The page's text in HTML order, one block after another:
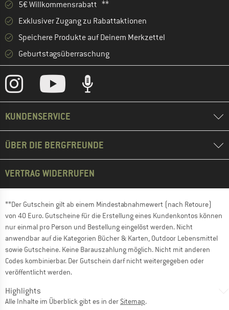
5€ Willkommensrabatt **
Exklusiver Zugang zu Rabattaktionen
Speichere Produkte auf Deinem Merkzettel
Geburtstagsüberraschung
KUNDENSERVICE
ÜBER DIE BERGFREUNDE
VERTRAG WIDERRUFEN
**Der Gutschein gilt ab einem Mindestabnahmewert (nach Retoure)
von 40 Euro. Gutscheine für die Erstellung eines Kundenkontos können
nur einmal pro Person und Bestellung eingelöst werden. Nicht
anwendbar auf die Kategorien Bücher & Karten, Outdoor Lebensmittel
sowie Gutscheine. Keine Barauszahlung möglich. Nicht mit anderen
Codes kombinierbar. Der Gutschein darf nicht weitergegeben oder
veröffentlicht werden.
Highlights
Alle Inhalte im Überblick gibt es in der Sitemap.